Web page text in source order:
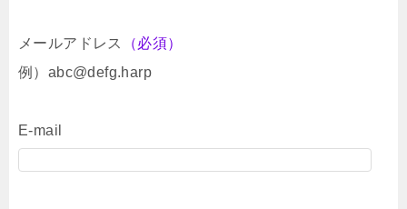
メールアドレス
（必須）
例）abc@defg.harp
E-mail